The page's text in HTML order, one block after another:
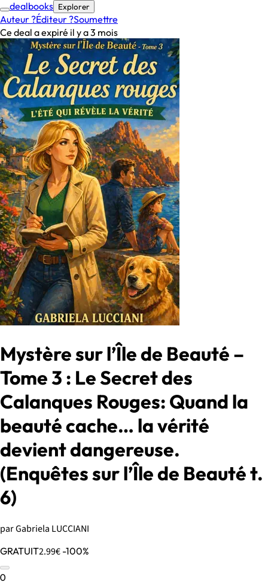
dealbooks Explorer
Auteur ?Éditeur ?Soumettre
Ce deal a expiré il y a 3 mois
Mystère sur l’Île de Beauté –
Tome 3 : Le Secret des
Calanques Rouges: Quand la
beauté cache… la vérité
devient dangereuse.
(Enquêtes sur l’Île de Beauté t.
6)
par Gabriela LUCCIANI
GRATUIT2.99€ -100%
0